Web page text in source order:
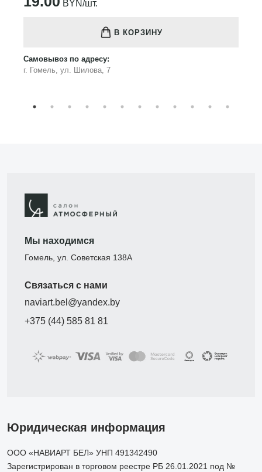
BYN/шт.
В КОРЗИНУ
Самовывоз по адресу:
г. Гомель, ул. Шилова, 7
Мы находимся
Гомель, ул. Советская 138А
Связаться с нами
naviart.bel@yandex.by
+375 (44) 585 81 81
Юридическая информация
ООО «НАВИАРТ БЕЛ» УНП 491342490
Зарегистрирован в торговом реестре РБ 26.01.2021 под №